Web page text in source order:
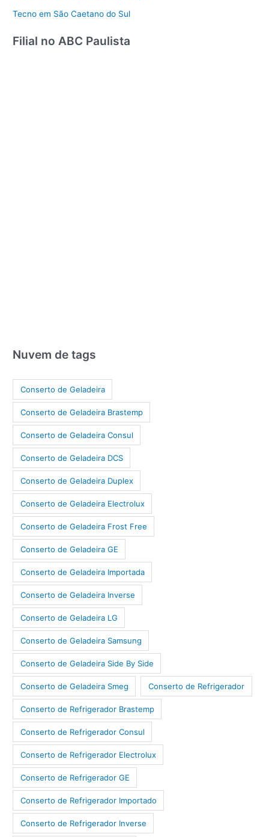
Tecno em São Caetano do Sul
Filial no ABC Paulista
Nuvem de tags
Conserto de Geladeira
Conserto de Geladeira Brastemp
Conserto de Geladeira Consul
Conserto de Geladeira DCS
Conserto de Geladeira Duplex
Conserto de Geladeira Electrolux
Conserto de Geladeira Frost Free
Conserto de Geladeira GE
Conserto de Geladeira Importada
Conserto de Geladeira Inverse
Conserto de Geladeira LG
Conserto de Geladeira Samsung
Conserto de Geladeira Side By Side
Conserto de Geladeira Smeg Conserto de Refrigerador
Conserto de Refrigerador Brastemp
Conserto de Refrigerador Consul
Conserto de Refrigerador Electrolux
Conserto de Refrigerador GE
Conserto de Refrigerador Importado
Conserto de Refrigerador Inverse